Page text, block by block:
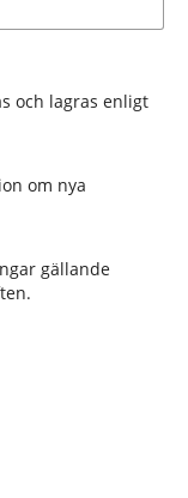
och lagras enligt